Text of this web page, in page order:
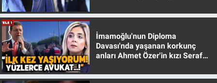
İmamoğlu'nun Diploma
Davası'nda yaşanan korkunç
anları Ahmet Özer'in kızı Seraf